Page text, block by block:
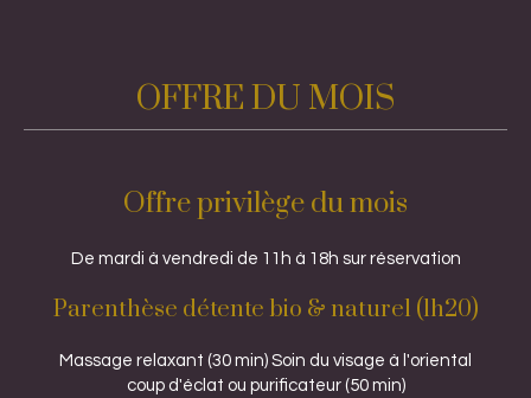
OFFRE DU MOIS
Offre privilège du mois
De mardi à vendredi de 11h à 18h sur réservation
Parenthèse détente bio & naturel (1h20)
Massage relaxant (30 min) Soin du visage à l'oriental
coup d'éclat ou purificateur (50 min)